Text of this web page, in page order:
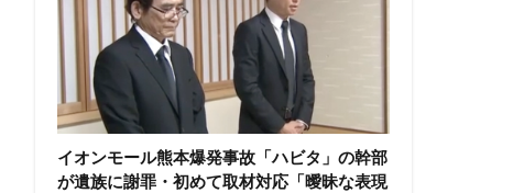
イオンモール熊本爆発事故「ハビタ」の幹部
が遺族に謝罪・初めて取材対応「曖昧な表現